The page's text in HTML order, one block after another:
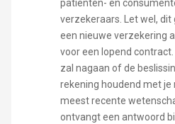
patiënten- en
verzekeraars. Let wel,
een nieuwe verzekering
voor een lopend
zal nagaan of de
rekening houdend met
meest recente
ontvangt een antwoord